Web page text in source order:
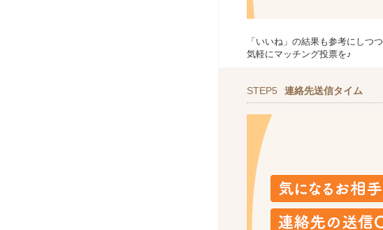
「いいね」の結果も参考にしつつ
気軽にマッチング投票を♪
STEP5 連絡先送信タイム